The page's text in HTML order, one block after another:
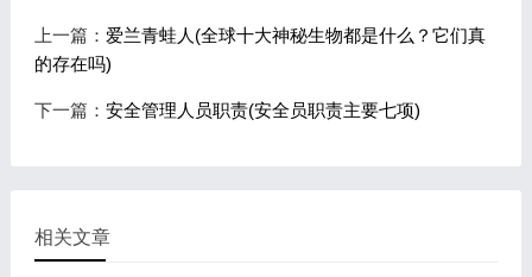
上一篇： 爱兰青蛙人(全球十大神秘生物都是什么？它们真
的存在吗)
下一篇： 安全管理人员职责(安全员职责主要七项)
相关文章